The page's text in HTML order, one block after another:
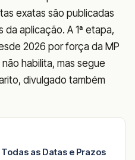
exatas são publicadas
da aplicação. A 1ª etapa,
2026 por força da MP
habilita, mas segue
divulgado também
as Datas e Prazos